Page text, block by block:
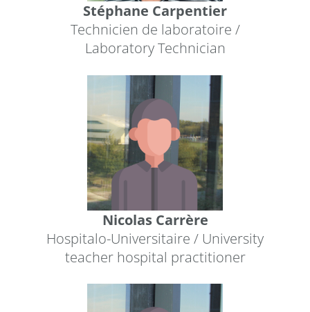
Stéphane Carpentier
Technicien de laboratoire /
Laboratory Technician
Nicolas Carrère
Hospitalo-Universitaire / University
teacher hospital practitioner